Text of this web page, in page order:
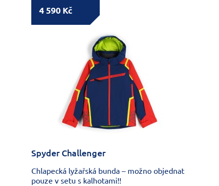
4 590 Kč
Spyder Challenger
Chlapecká lyžařská bunda – možno objednat
pouze v setu s kalhotami!!